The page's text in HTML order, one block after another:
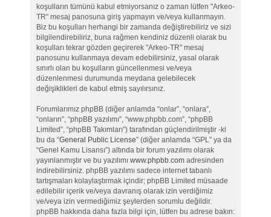
koşulların tümünü kabul etmiyorsanız o zaman lütfen "Arkeo-
TR" mesaj panosuna giriş yapmayın ve/veya kullanmayın.
Biz bu koşulları herhangi bir zamanda değiştirebiliriz ve sizi
bilgilendirebiliriz, buna rağmen kendiniz düzenli olarak bu
koşulları tekrar gözden geçirerek "Arkeo-TR" mesaj
panosunu kullanmaya devam edebilirsiniz, yasal olarak
sınırlı olan bu koşulların güncellenmesi ve/veya
düzenlenmesi durumunda meydana gelebilecek
değişiklikleri de kabul etmiş sayılırsınız.
Forumlarımız phpBB (diğer anlamda “onlar”, “onlara”,
“onların”, “phpBB yazılımı”, “www.phpbb.com”, “phpBB
Limited”, “phpBB Takımları”) tarafından güçlendirilmiştir -ki
bu da “General Public License” (diğer anlamda “GPL” ya da
“Genel Kamu Lisansı”) altında bir forum yazılımı olarak
yayınlanmıştır ve bu yazılımı www.phpbb.comadresinden
indirebilirsiniz. phpBB yazılımı sadece internet tabanlı
tartışmaları kolaylaştırmak içindir; phpBB Limited müsaade
edilebilir içerik ve/veya davranış olarak izin verdiğimiz
ve/veya izin vermediğimiz şeylerden sorumlu değildir.
phpBB hakkında daha fazla bilgi için, lütfen bu adrese bakın: